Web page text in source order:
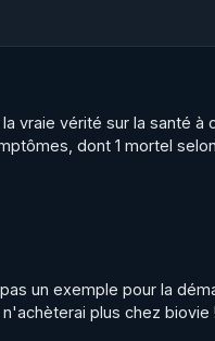
pour justifier
LC : L'Etat et la
uploads/2023/12/
2011
dans l'intérêt général ?
uploads/2023/12/
vraie vérité sur la santé à
dont 1 mortel
un exemple pour la
plus chez biovie !